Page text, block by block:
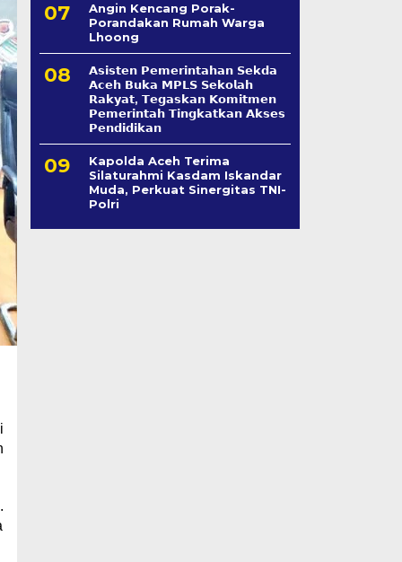
Angin Kencang Porak-
Porandakan Rumah Warga
Lhoong
𝗔𝘀𝗶𝘀𝘁𝗲𝗻 𝗣𝗲𝗺𝗲𝗿𝗶𝗻𝘁𝗮𝗵𝗮𝗻 𝗦𝗲k𝗱𝗮
𝗔𝗰𝗲𝗵 𝗕𝘂𝗸𝗮 𝗠𝗣𝗟𝗦 𝗦𝗲𝗸𝗼𝗹𝗮𝗵
𝗥𝗮𝗸𝘆𝗮𝘁, 𝗧𝗲𝗴𝗮𝘀𝗸𝗮𝗻 𝗞𝗼𝗺𝗶𝘁𝗺𝗲𝗻
𝗣𝗲𝗺𝗲𝗿𝗶𝗻𝘁𝗮𝗵 𝗧𝗶𝗻𝗴𝗸𝗮𝘁𝗸𝗮𝗻 𝗔𝗸𝘀𝗲𝘀
𝗣𝗲𝗻𝗱𝗶𝗱𝗶𝗸𝗮𝗻
Kapolda Aceh Terima
Silaturahmi Kasdam Iskandar
Muda, Perkuat Sinergitas TNI-
Polri